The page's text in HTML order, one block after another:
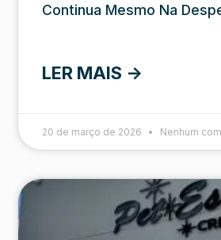
Continua Mesmo Na
LER MAIS ->
20 de março de 2026 Nenhum